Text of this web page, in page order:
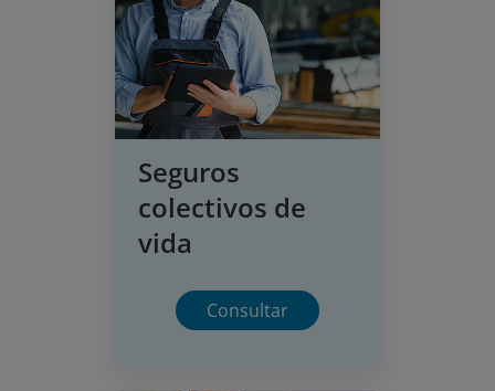
Seguros
colectivos de
vida
Consultar